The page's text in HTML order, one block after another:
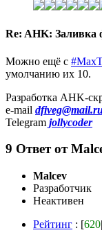
Re: AHK: Заливка
Можно ещё с
умолчанию их 10.
Разработка AHK-
e-mail
Telegram jollycoder
9 Ответ от
Malcev
Разработчик
Неактивен
Рейтинг : [620|